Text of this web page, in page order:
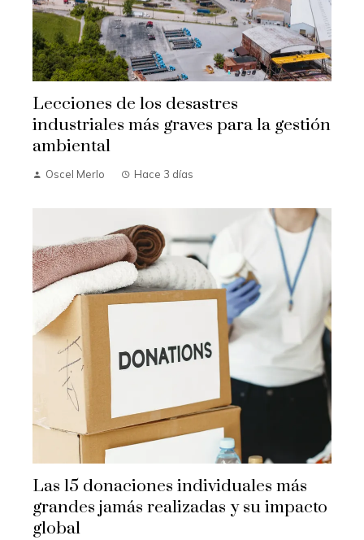
Lecciones de los desastres
industriales más graves para la gestión
ambiental
Oscel Merlo Hace 3 días
Las 15 donaciones individuales más
grandes jamás realizadas y su impacto
global